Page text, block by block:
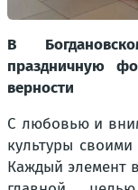
В
праздничную
верности
С любовью и
культуры
Каждый элемент